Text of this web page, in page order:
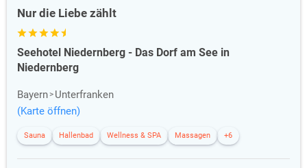
Nur die Liebe zählt
Seehotel Niedernberg - Das Dorf am See in
Niedernberg
Bayern
Unterfranken
(Karte öffnen)
Sauna Hallenbad Wellness & SPA Massagen +6